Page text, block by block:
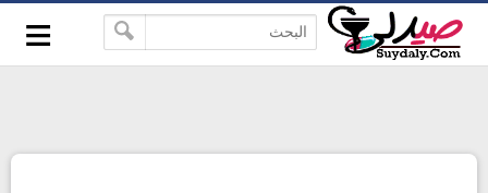
-->
google-site-verification=pbBDctPvwZJkSEHg2-
vmZ_yu86_9u3jQJgGN9H2FF9w
≡